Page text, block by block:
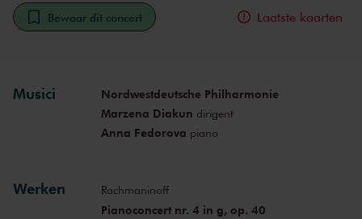
Bewaar dit concert Laatste kaarten
Musici
Nordwestdeutsche Philharmonie
Marzena Diakun dirigent
Anna Fedorova piano
Werken Rachmaninoff
Pianoconcert nr. 4 in g, op. 40